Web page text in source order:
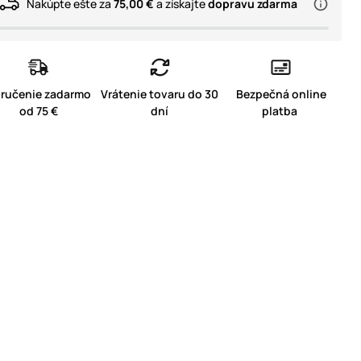
Nakúpte ešte za 75,00 € a získajtedopravu zdarma
zadarmo
od 75 €
Vrátenie tovaru do 30
dní
Bezpečná online
platba